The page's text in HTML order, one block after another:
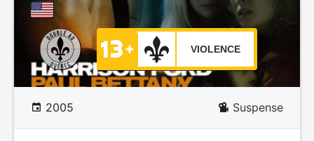
VIOLENCE
2005 Suspense